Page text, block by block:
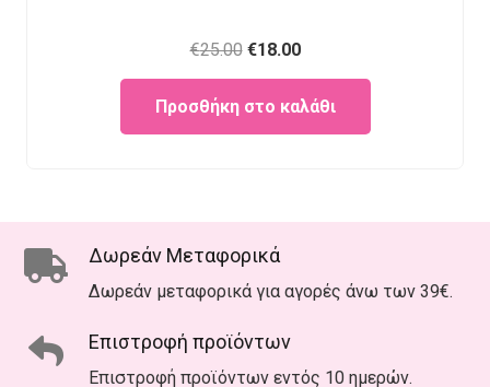
€25.00 Original
price
was:
€25.00.
€18.00Current
price
is:
€18.00.
Προσθήκη στο καλάθι
Δωρεάν Μεταφορικά
Δωρεάν μεταφορικά για αγορές άνω των 39€.
Επιστροφή προϊόντων
Επιστροφή προϊόντων εντός 10 ημερών.